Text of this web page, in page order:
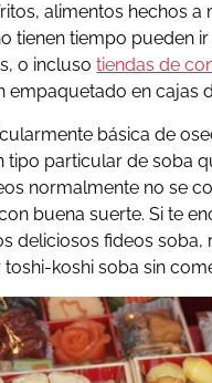
alimentos hechos a
tienen tiempo pueden
o inclusotiendas de
empaquetado en cajas
básica de
tipo particular de soba
normalmente no se
buena suerte. Si te
deliciosos fideos
koshi soba sin